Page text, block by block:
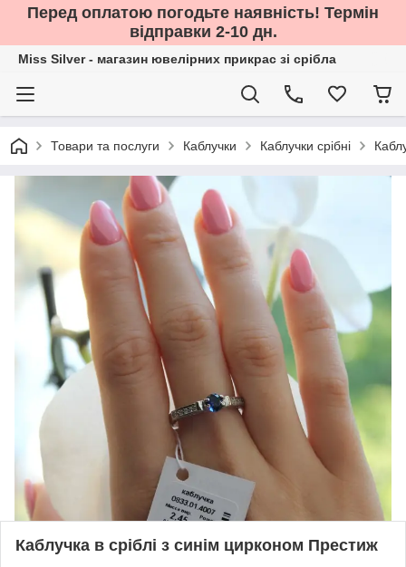
Перед оплатою погодьте наявність! Термін
відправки 2-10 дн.
Miss Silver - магазин ювелірних прикрас зі срібла
Товари та послуги Каблучки Каблучки срібні
Каблучка в сріблі з синім цирконом Престиж